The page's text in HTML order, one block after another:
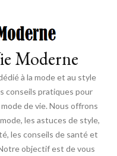
Moderne
à la mode et au style
conseils pratiques pour
de vie. Nous offrons
les astuces de style,
les conseils de santé et
objectif est de vous